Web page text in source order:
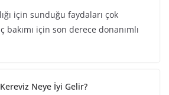
için sunduğu faydaları çok
için son derece donanımlı
Kereviz Neye İyi Gelir?